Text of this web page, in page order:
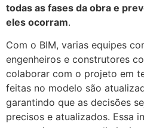
todas as fases da obra e
eles ocorram.
Com o BIM, varias equipes
engenheiros e construtores
colaborar com o projeto em
feitas no modelo são
garantindo que as decisões
precisos e atualizados. Essa